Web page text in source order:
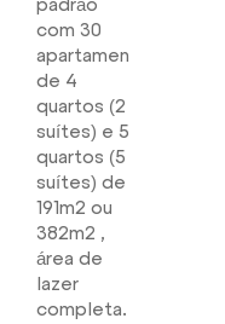
padrão
com 30
apartamentos
de 4
quartos (2
suítes) e 5
quartos (5
suítes) de
191m2 ou
382m2 ,
área de
lazer
completa.